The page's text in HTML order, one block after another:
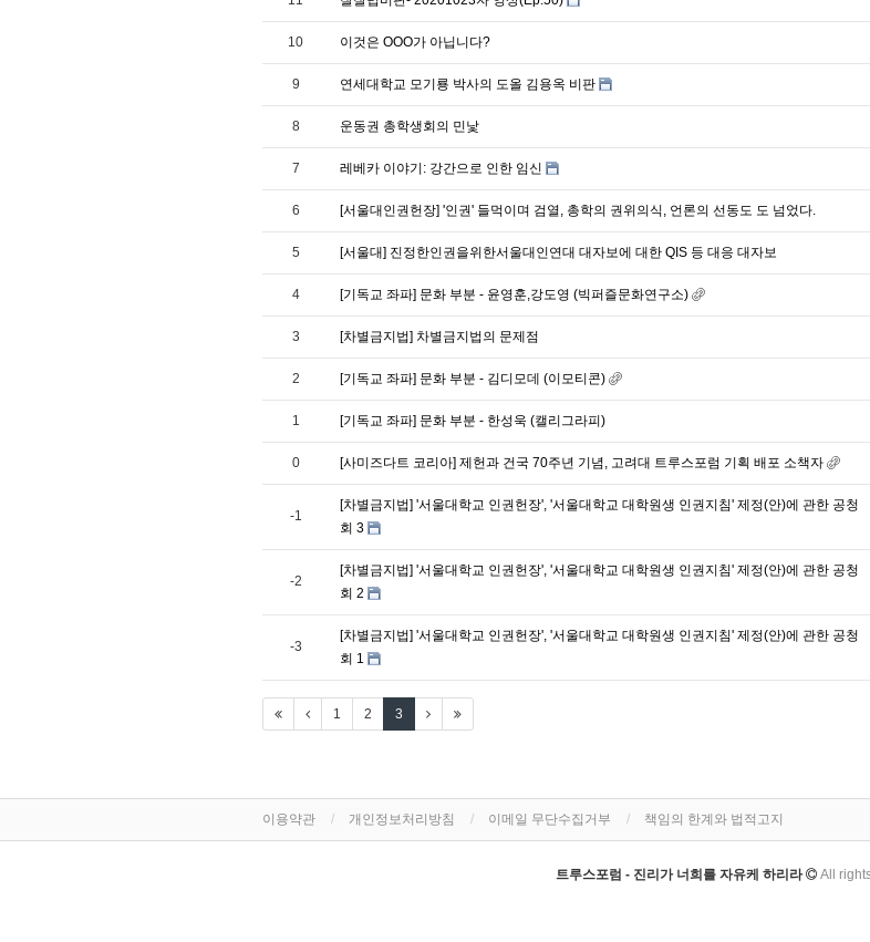
10 이것은 OOO가 아닙니다?
9 연세대학교 모기룡 박사의 도올 김용옥 비판
8 운동권 총학생회의 민낯
7 레베카 이야기: 강간으로 인한 임신
6 [서울대인권헌장] '인권' 들먹이며 검열, 총학의 권위의식, 언론의 선동도 도 넘었다.
5 [서울대] 진정한인권을위한서울대인연대 대자보에 대한 QIS 등 대응 대자보
4 [기독교 좌파] 문화 부분 - 윤영훈,강도영 (빅퍼즐문화연구소)
3 [차별금지법] 차별금지법의 문제점
2 [기독교 좌파] 문화 부분 - 김디모데 (이모티콘)
1 [기독교 좌파] 문화 부분 - 한성욱 (캘리그라피)
0 [사미즈다트 코리아] 제헌과 건국 70주년 기념, 고려대 트루스포럼 기획 배포 소책자
-1
[차별금지법] '서울대학교 인권헌장', '서울대학교 대학원생 인권지침' 제정(안)에 관한 공청
회 3
-2
[차별금지법] '서울대학교 인권헌장', '서울대학교 대학원생 인권지침' 제정(안)에 관한 공청
회 2
-3
[차별금지법] '서울대학교 인권헌장', '서울대학교 대학원생 인권지침' 제정(안)에 관한 공청
회 1
1 2 3
이용약관 개인정보처리방침 이메일 무단수집거부 책임의 한계와 법적고지
트루스포럼 - 진리가 너희를 자유케 하리라 All